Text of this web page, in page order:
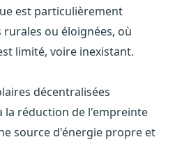
est particulièrement
rurales ou éloignées, où
limité, voire inexistant.
décentralisées
la réduction de l'empreinte
source d'énergie propre et